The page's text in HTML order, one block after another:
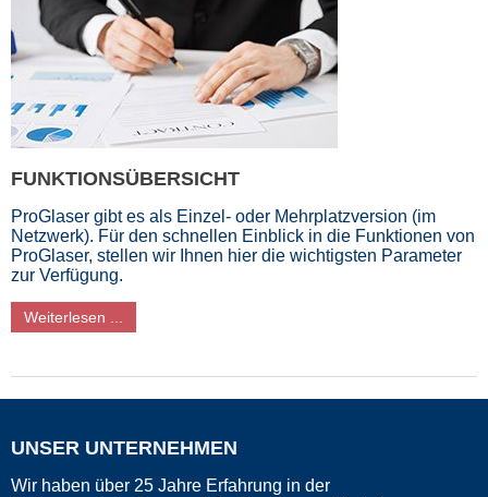
FUNKTIONSÜBERSICHT
ProGlaser gibt es als Einzel- oder Mehrplatzversion (im
Netzwerk). Für den schnellen Einblick in die Funktionen von
ProGlaser, stellen wir Ihnen hier die wichtigsten Parameter
zur Verfügung.
Weiterlesen ...
UNSER UNTERNEHMEN
Wir haben über 25 Jahre Erfahrung in der